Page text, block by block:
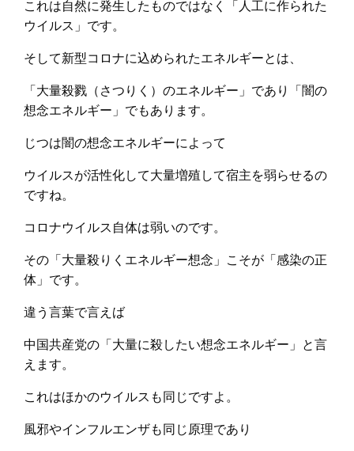
これは自然に発生したものではなく「人工に作られた
ウイルス」です。
そして新型コロナに込められたエネルギーとは、
「大量殺戮（さつりく）のエネルギー」であり「闇の
想念エネルギー」でもあります。
じつは闇の想念エネルギーによって
ウイルスが活性化して大量増殖して宿主を弱らせるの
ですね。
コロナウイルス自体は弱いのです。
その「大量殺りくエネルギー想念」こそが「感染の正
体」です。
違う言葉で言えば
中国共産党の「大量に殺したい想念エネルギー」と言
えます。
これはほかのウイルスも同じですよ。
風邪やインフルエンザも同じ原理であり